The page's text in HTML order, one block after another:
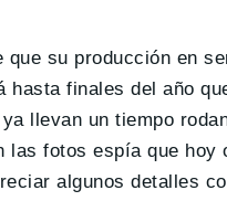
que su producción en
hasta finales del año
llevan un tiempo
las fotos espía que hoy
algunos detalles